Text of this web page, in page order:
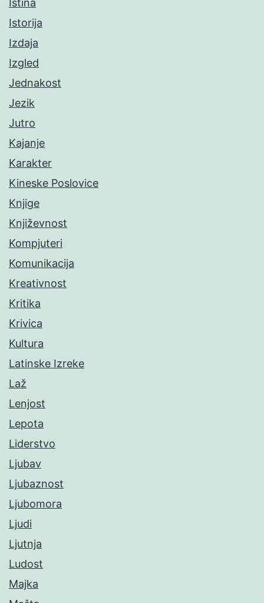
Istina
Istorija
Izdaja
Izgled
Jednakost
Jezik
Jutro
Kajanje
Karakter
Kineske Poslovice
Knjige
Književnost
Kompjuteri
Komunikacija
Kreativnost
Kritika
Krivica
Kultura
Latinske Izreke
Laž
Lenjost
Lepota
Liderstvo
Ljubav
Ljubaznost
Ljubomora
Ljudi
Ljutnja
Ludost
Majka